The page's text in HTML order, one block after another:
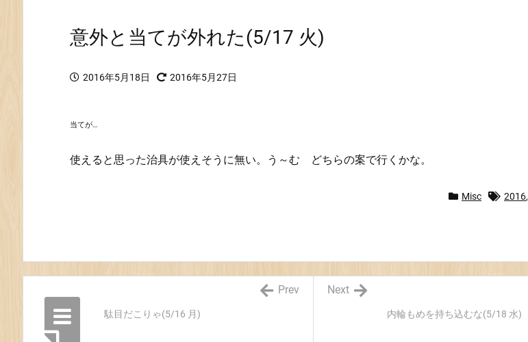
意外と当てが外れた(5/17 火)
2016年5月18日 2016年5月27日
当てが…
使えると思った治具が使えそうに無い。う～む どちらの案で行くかな。
Misc 2016,
内輪もめを持ち込むな(5/18 水)
Next
駄目だこりゃ(5/16 月)
Prev